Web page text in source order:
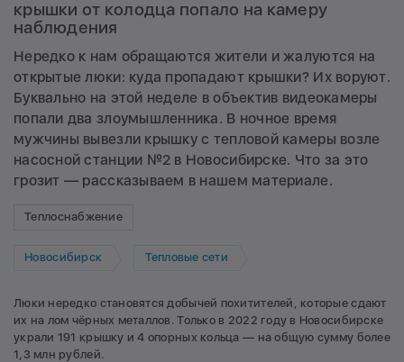
крышки от колодца попало на камеру
наблюдения
Нередко к нам обращаются жители и жалуются на
открытые люки: куда пропадают крышки? Их воруют.
Буквально на этой неделе в объектив видеокамеры
попали два злоумышленника. В ночное время
мужчины вывезли крышку с тепловой камеры возле
насосной станции №2 в Новосибирске. Что за это
грозит — рассказываем в нашем материале.
Теплоснабжение
Новосибирск Тепловые сети
Люки нередко становятся добычей похитителей, которые сдают
их на лом чёрных металлов. Только в 2022 году в Новосибирске
украли 191 крышку и 4 опорных кольца — на общую сумму более
1,3 млн рублей.